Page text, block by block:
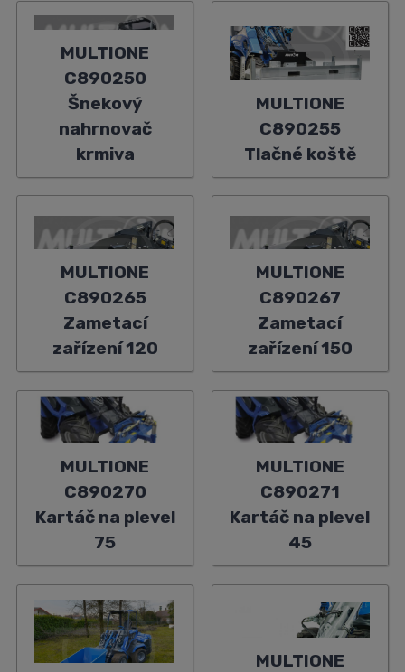
MULTIONE
C890250
Šnekový
nahrnovač
krmiva
MULTIONE
C890255
Tlačné koště
MULTIONE
C890265
Zametací
zařízení 120
MULTIONE
C890267
Zametací
zařízení 150
MULTIONE
C890270
Kartáč na plevel
75
MULTIONE
C890271
Kartáč na plevel
45
MULTIONE